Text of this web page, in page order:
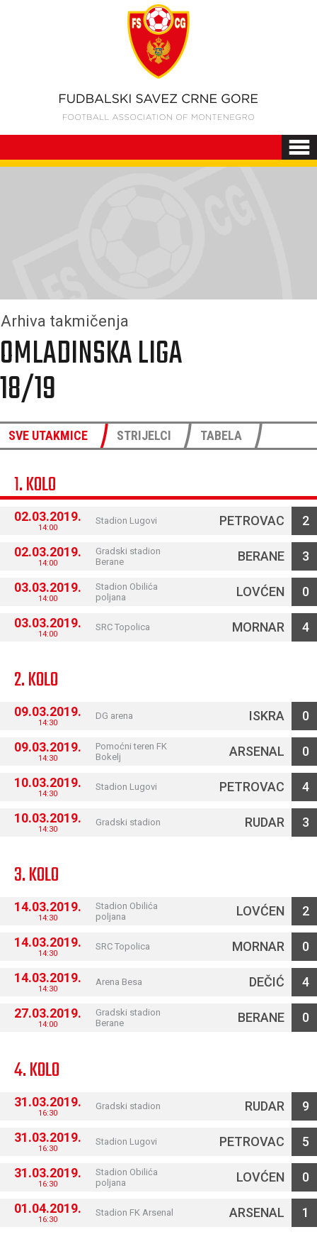
Arhiva takmičenja
OMLADINSKA LIGA
18/19
SVE UTAKMICE STRIJELCI TABELA
1. KOLO
02.03.2019.
14:00
Stadion Lugovi PETROVAC 2
02.03.2019.
14:00
Gradski stadion
Berane
BERANE 3
03.03.2019.
14:00
Stadion Obilića
poljana
LOVĆEN 0
03.03.2019.
14:00
SRC Topolica MORNAR 4
2. KOLO
09.03.2019.
14:30
DG arena ISKRA 0
09.03.2019.
14:30
Pomoćni teren FK
Bokelj
ARSENAL 0
10.03.2019.
14:30
Stadion Lugovi PETROVAC 4
10.03.2019.
14:30
Gradski stadion RUDAR 3
3. KOLO
14.03.2019.
14:30
Stadion Obilića
poljana
LOVĆEN 2
14.03.2019.
14:30
SRC Topolica MORNAR 0
14.03.2019.
14:30
Arena Besa DEČIĆ 4
27.03.2019.
14:00
Gradski stadion
Berane
BERANE 0
4. KOLO
31.03.2019.
16:30
Gradski stadion RUDAR 9
31.03.2019.
16:30
Stadion Lugovi PETROVAC 5
31.03.2019.
16:30
Stadion Obilića
poljana
LOVĆEN 0
01.04.2019.
16:30
Stadion FK Arsenal ARSENAL 1